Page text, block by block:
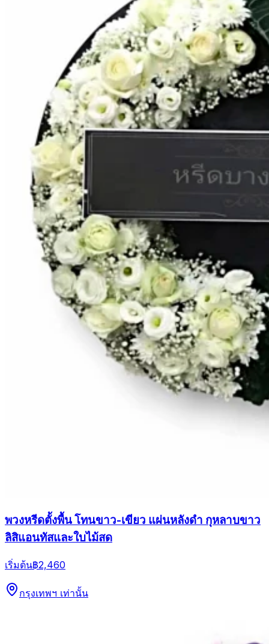
พวงหรีดตั้งพื้น โทนขาว-เขียว แผ่นหลังดำ กุหลาบขาว
ลิสิแอนทัสและใบไม้สด
เริ่มต้น฿2,460
กรุงเทพฯ เท่านั้น